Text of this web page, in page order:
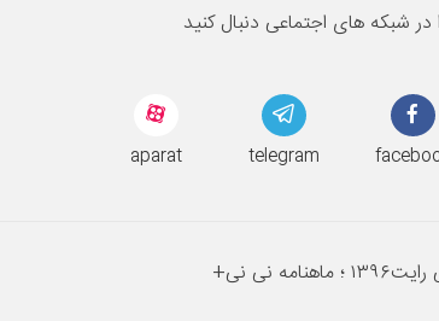
شبکه های اجتماعی دنبال کنید
aparat telegram
۱۳۹۶ ؛ ماهنامه نی نی+